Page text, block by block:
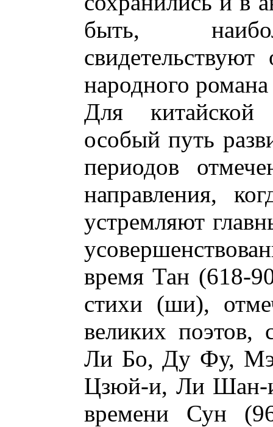
быть,
народного
Для китайской
особый путь
периодов
направления,
устремляют
время Тан (618-
стихи (ши),
великих поэтов,
Ли Бо, Ду Фу,
Цзюй-и, Ли Шан-
времени Сун